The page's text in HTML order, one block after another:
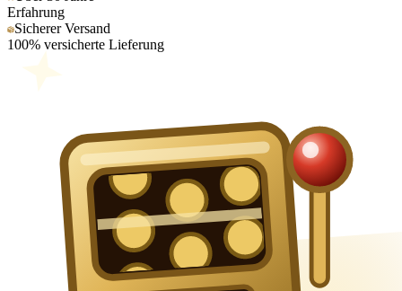
Erfahrung
Sicherer Versand
100% versicherte Lieferung